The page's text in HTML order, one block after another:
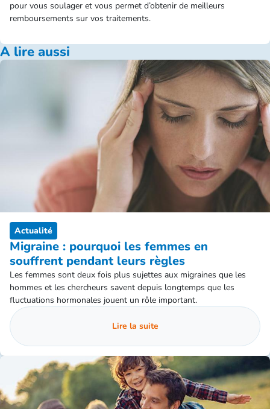
pour vous soulager et vous permet d’obtenir de meilleurs
remboursements sur vos traitements.
A lire aussi
Actualité
Migraine : pourquoi les femmes en
souffrent pendant leurs règles
Les femmes sont deux fois plus sujettes aux migraines que les
hommes et les chercheurs savent depuis longtemps que les
fluctuations hormonales jouent un rôle important.
Lire la suite